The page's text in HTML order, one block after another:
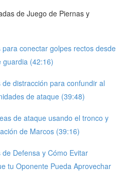
de Juego de Piernas y
para conectar golpes rectos desde
guardia (42:16)
distracción para confundir al
de ataque (39:48)
de ataque usando el tronco y
de Marcos (39:16)
Defensa y Cómo Evitar
tu Oponente Pueda Aprovechar